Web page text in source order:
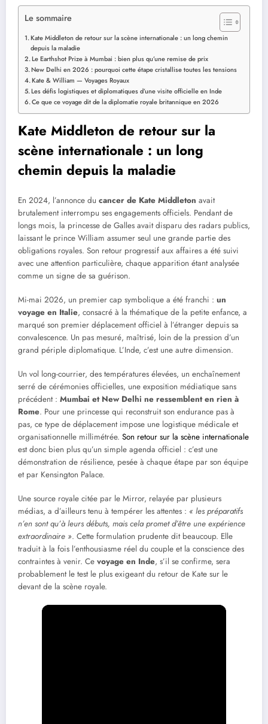
Le sommaire
Kate Middleton de retour sur la scène internationale : un long chemin
depuis la maladie
Le Earthshot Prize à Mumbai : bien plus qu’une remise de prix
New Delhi en 2026 : pourquoi cette étape cristallise toutes les tensions
Kate & William — Voyages Royaux
Les défis logistiques et diplomatiques d’une visite officielle en Inde
Ce que ce voyage dit de la diplomatie royale britannique en 2026
Kate Middleton de retour sur la
scène internationale : un long
chemin depuis la maladie
En 2024, l’annonce du cancer de Kate Middleton avait
brutalement interrompu ses engagements officiels. Pendant de
longs mois, la princesse de Galles avait disparu des radars publics,
laissant le prince William assumer seul une grande partie des
obligations royales. Son retour progressif aux affaires a été suivi
avec une attention particulière, chaque apparition étant analysée
comme un signe de sa guérison.
Mi-mai 2026, un premier cap symbolique a été franchi : un
voyage en Italie, consacré à la thématique de la petite enfance, a
marqué son premier déplacement officiel à l’étranger depuis sa
convalescence. Un pas mesuré, maîtrisé, loin de la pression d’un
grand périple diplomatique. L’Inde, c’est une autre dimension.
Un vol long-courrier, des températures élevées, un enchaînement
serré de cérémonies officielles, une exposition médiatique sans
précédent : Mumbai et New Delhi ne ressemblent en rien à
Rome. Pour une princesse qui reconstruit son endurance pas à
pas, ce type de déplacement impose une logistique médicale et
organisationnelle millimétrée. Son retour sur la scène internationale
est donc bien plus qu’un simple agenda officiel : c’est une
démonstration de résilience, pesée à chaque étape par son équipe
et par Kensington Palace.
Une source royale citée par le Mirror, relayée par plusieurs
médias, a d’ailleurs tenu à tempérer les attentes : « les préparatifs
n’en sont qu’à leurs débuts, mais cela promet d’être une expérience
extraordinaire ». Cette formulation prudente dit beaucoup. Elle
traduit à la fois l’enthousiasme réel du couple et la conscience des
contraintes à venir. Ce voyage en Inde, s’il se confirme, sera
probablement le test le plus exigeant du retour de Kate sur le
devant de la scène royale.